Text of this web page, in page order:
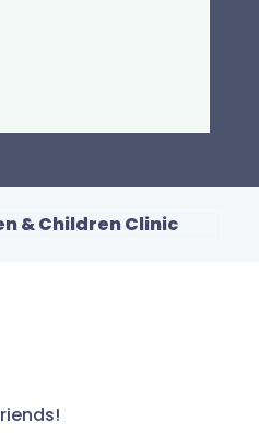
& Children Clinic